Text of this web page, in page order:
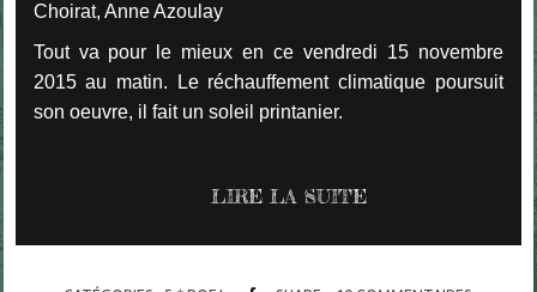
Choirat, Anne Azoulay
Tout va pour le mieux en ce vendredi 15 novembre
2015 au matin. Le réchauffement climatique poursuit
son oeuvre, il fait un soleil printanier.
LIRE LA SUITE